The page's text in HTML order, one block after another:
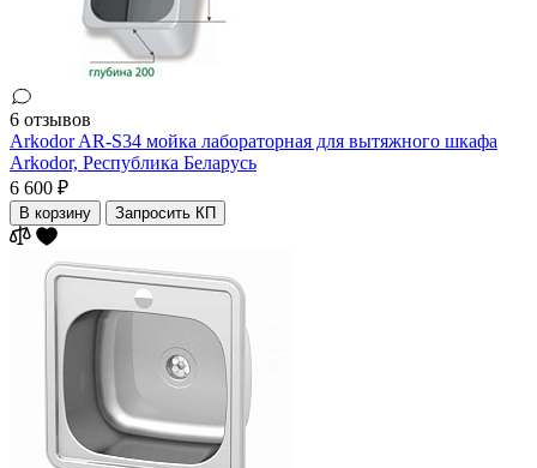
6 отзывов
Arkodor AR-S34 мойка лабораторная для вытяжного шкафа
Arkodor, Республика Беларусь
6 600 ₽
В корзину Запросить КП